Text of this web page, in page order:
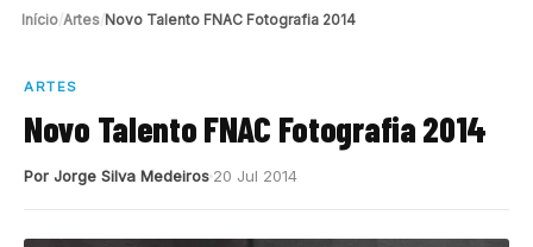
Início Artes Novo Talento FNAC Fotografia 2014
ARTES
Novo Talento FNAC Fotografia 2014
Por Jorge Silva Medeiros 20 Jul 2014